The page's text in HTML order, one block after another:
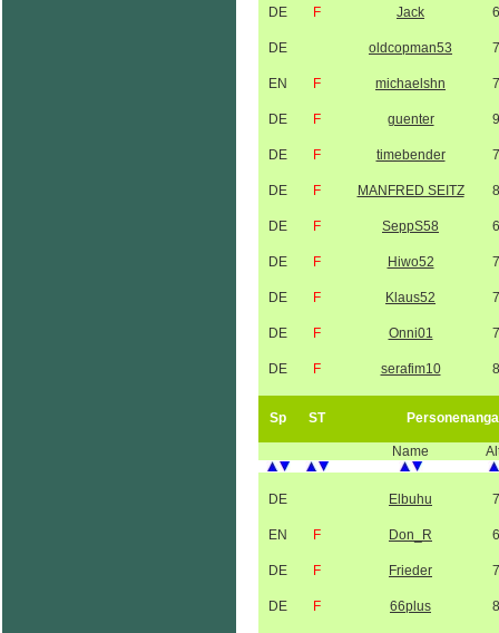
DE F Jack
DE oldcopman53
EN F michaelshn
DE F guenter
DE F timebender
DE F MANFRED SEITZ
DE F SeppS58
DE F Hiwo52
DE F Klaus52
DE F Onni01
DE F serafim10
Sp ST
Name
DE Elbuhu
EN F Don_R
DE F Frieder
DE F 66plus